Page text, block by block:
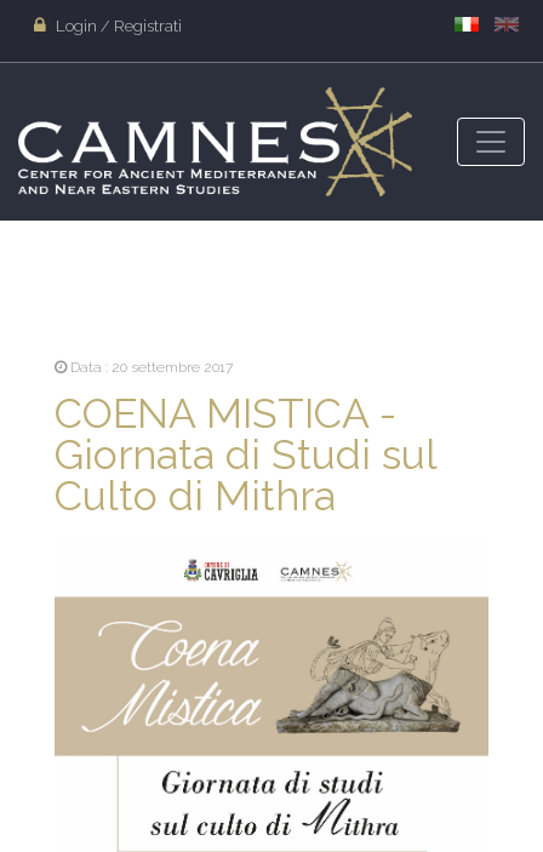
Login / Registrati
Data : 20 settembre 2017
COENA MISTICA -
Giornata di Studi sul
Culto di Mithra